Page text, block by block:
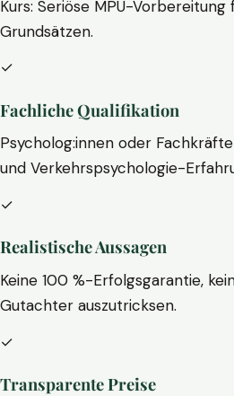
Kurs: Seriöse MPU-
Grundsätzen.
✓
Fachliche Qualifikation
Psycholog:innen oder
und Verkehrspsychologie-
✓
Realistische Aussagen
Keine 100 %-Erfolgsgarantie,
Gutachter auszutricksen.
✓
Transparente Preise